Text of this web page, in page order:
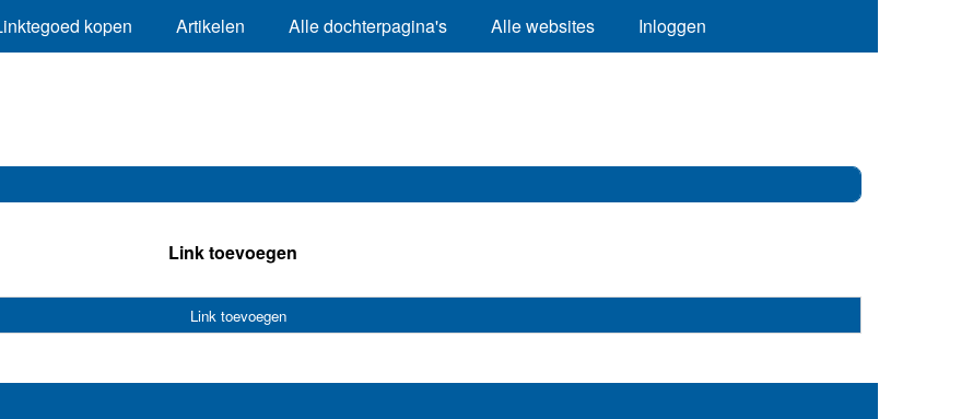
kopen Artikelen Alle dochterpagina's Alle websites Inloggen
Link toevoegen
Link toevoegen